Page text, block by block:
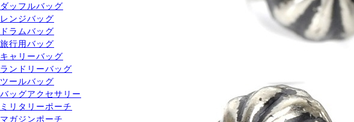
ダッフルバッグ
レンジバッグ
ドラムバッグ
旅行用バッグ
キャリーバッグ
ランドリーバッグ
ツールバッグ
バッグアクセサリー
ミリタリーポーチ
マガジンポーチ